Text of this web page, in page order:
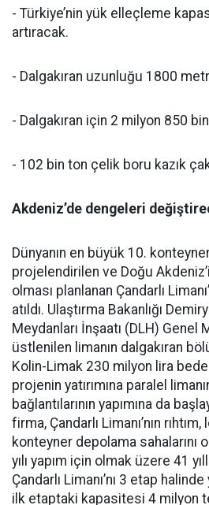
- Türkiye’nin yük elleçleme
artıracak.
- Dalgakıran uzunluğu 1800
- Dalgakıran için 2 milyon 850
- 102 bin ton çelik boru kazık
Akdeniz’de dengeleri
Dünyanın en büyük 10.
projelendirilen ve Doğu
olması planlanan Çandarlı
atıldı. Ulaştırma Bakanlığı
Meydanları İnşaatı (DLH) Genel
üstlenilen limanın dalgakıran
Kolin-Limak 230 milyon lira
projenin yatırımına paralel
bağlantılarının yapımına da
firma, Çandarlı Limanı’nın
konteyner depolama sahalarını
yılı yapım için olmak üzere 41
Çandarlı Limanı’nı 3 etap
ilk etaptaki kapasitesi 4 milyon